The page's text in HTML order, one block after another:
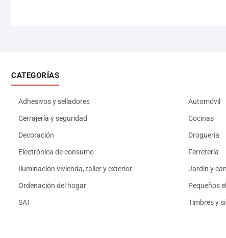
CATEGORÍAS
Adhesivos y selladores Automóvil
Cerrajería y seguridad Cocinas
Decoración Droguería
Electrónica de consumo Ferretería
Iluminación vivienda, taller y exterior Jardín y
Ordenación del hogar Pequeños
SAT Timbres y